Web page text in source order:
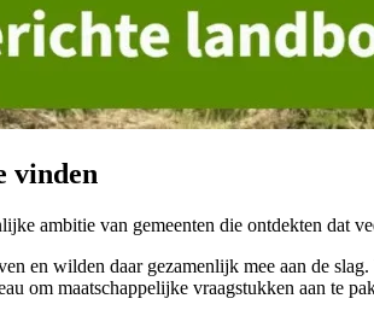
vinden
ambitie van gemeenten die ontdekten dat
en wilden daar gezamenlijk mee aan de
om maatschappelijke vraagstukken aan te